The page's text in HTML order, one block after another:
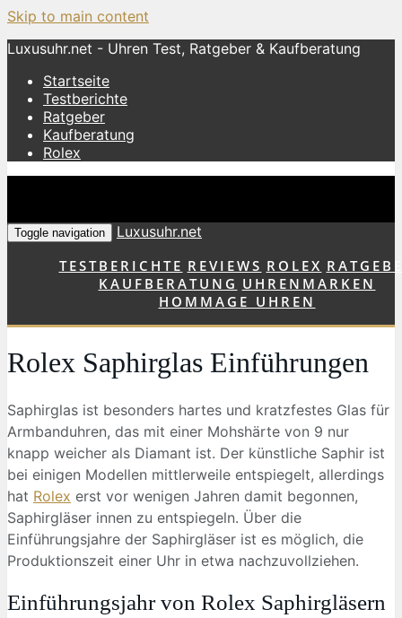
Skip to main content
Luxusuhr.net - Uhren Test, Ratgeber & Kaufberatung
Startseite
Testberichte
Ratgeber
Kaufberatung
Rolex
Toggle navigation
Luxusuhr.net
TESTBERICHTE REVIEWS ROLEX
KAUFBERATUNG UHRENMARKEN
HOMMAGE UHREN
Rolex Saphirglas Einführungen
Saphirglas ist besonders hartes und kratzfestes Glas für
Armbanduhren, das mit einer Mohshärte von 9 nur
knapp weicher als Diamant ist. Der künstliche Saphir ist
bei einigen Modellen mittlerweile entspiegelt, allerdings
hat Rolex erst vor wenigen Jahren damit begonnen,
Saphirgläser innen zu entspiegeln. Über die
Einführungsjahre der Saphirgläser ist es möglich, die
Produktionszeit einer Uhr in etwa nachzuvollziehen.
Einführungsjahr von Rolex Saphirgläsern